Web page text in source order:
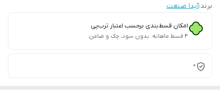
برند:آیدا صنعت
امکان قسط‌بندی برحسب اعتبار ترب‌پی
۴ قسط ماهانه. بدون سود، چک و ضامن.
0